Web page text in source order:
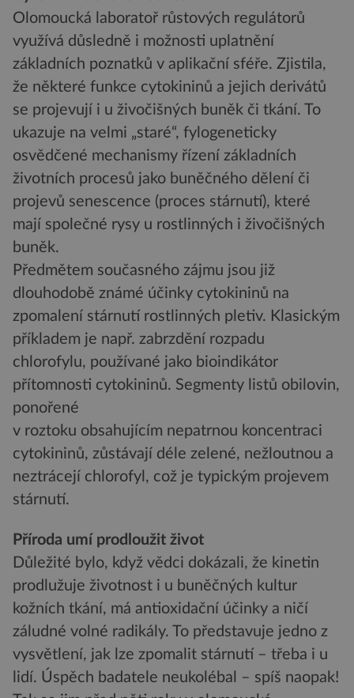
Olomoucká laboratoř růstových regulátorů
využívá důsledně i možnosti uplatnění
základních poznatků v aplikační sféře. Zjistila,
že některé funkce cytokininů a jejich derivátů
se projevují i u živočišných buněk či tkání. To
ukazuje na velmi „staré“, fylogeneticky
osvědčené mechanismy řízení základních
životních procesů jako buněčného dělení či
projevů senescence (proces stárnutí), které
mají společné rysy u rostlinných i živočišných
buněk.
Předmětem současného zájmu jsou již
dlouhodobě známé účinky cytokininů na
zpomalení stárnutí rostlinných pletiv. Klasickým
příkladem je např. zabrzdění rozpadu
chlorofylu, používané jako bioindikátor
přítomnosti cytokininů. Segmenty listů obilovin,
ponořené
v roztoku obsahujícím nepatrnou koncentraci
cytokininů, zůstávají déle zelené, nežloutnou a
neztrácejí chlorofyl, což je typickým projevem
stárnutí.
Příroda umí prodloužit život
Důležité bylo, když vědci dokázali, že kinetin
prodlužuje životnost i u buněčných kultur
kožních tkání, má antioxidační účinky a ničí
záludné volné radikály. To představuje jedno z
vysvětlení, jak lze zpomalit stárnutí – třeba i u
lidí. Úspěch badatele neukolébal – spíš naopak!